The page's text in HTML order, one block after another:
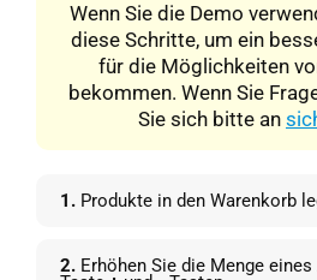
Wenn Sie die Demo
diese Schritte, um ein
für die Möglichkeiten
bekommen. Wenn Sie
Sie sich bitte an
1. Produkte in den Warenkorb
2. Erhöhen Sie die Menge